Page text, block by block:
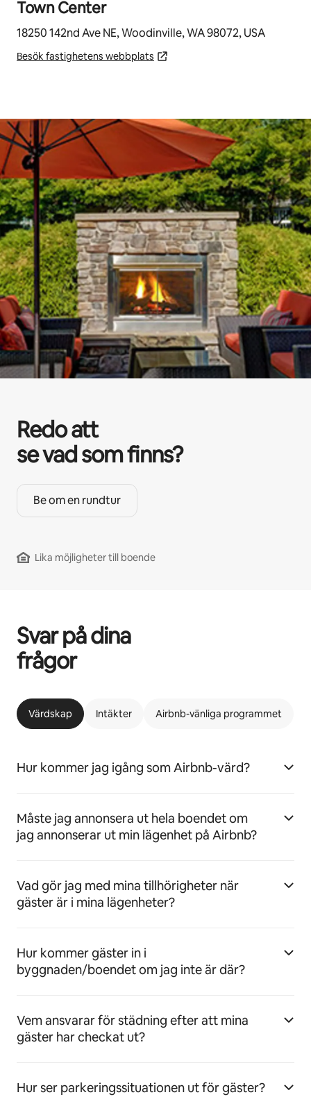
Town Center
18250 142nd Ave NE, Woodinville, WA 98072, USA
Besök fastighetens webbplats
Redo att
se vad som finns?
Be om en rundtur
Lika möjligheter till boende
Svar på dina
frågor
Värdskap Intäkter Airbnb-vänliga programmet
Hur kommer jag igång som Airbnb-värd?
Måste jag annonsera ut hela boendet om
jag annonserar ut min lägenhet på Airbnb?
Vad gör jag med mina tillhörigheter när
gäster är i mina lägenheter?
Hur kommer gäster in i
byggnaden/boendet om jag inte är där?
Vem ansvarar för städning efter att mina
gäster har checkat ut?
Hur ser parkeringssituationen ut för gäster?